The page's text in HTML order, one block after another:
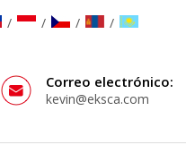
/ / / /
Correo electrónico:
kevin@eksca.com